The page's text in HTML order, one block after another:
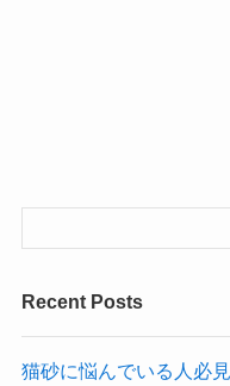
Recent Posts
猫砂に悩んでいる人必